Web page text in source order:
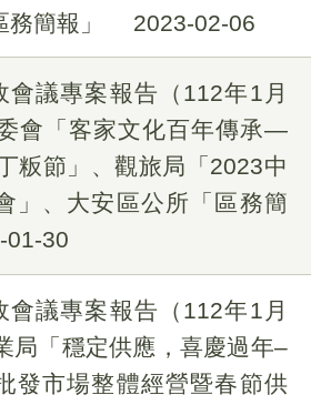
務簡報」
2023-02-06
會議專案報告（112年1月
會「客家文化百年傳承—
粄節」、觀旅局「2023中
」、大安區公所「區務簡
01-30
會議專案報告（112年1月
局「穩定供應，喜慶過年–
發市場整體經營暨春節供